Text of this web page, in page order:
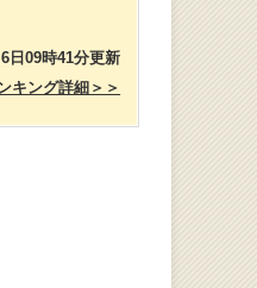
日09時41分更新
キング詳細＞＞